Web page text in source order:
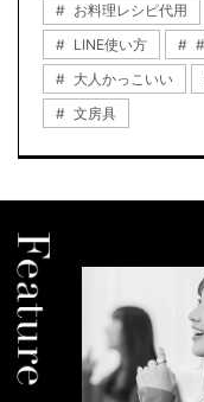
お料理レシピ代用
LINE使い方
大人かっこいい
文房具